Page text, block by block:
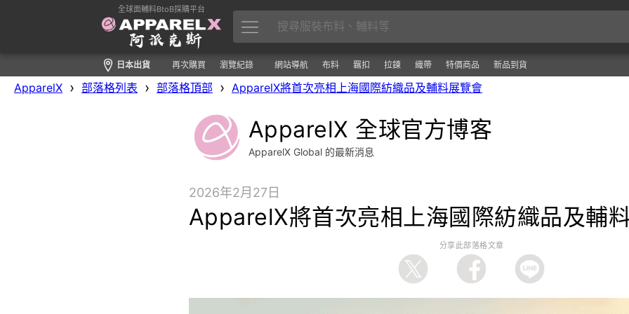
全球面輔料BtoB採購平台
日本出貨 再次購買 瀏覽紀錄 網站導航 布料 羈扣 拉鍊 織帶 特價商品 新品到貨
ApparelX › 部落格列表 › 部落格頂部 › ApparelX將首次亮相上海國際紡織品及輔料展覽會
ApparelX 全球官方博客
ApparelX Global 的最新消息
2026年2月27日
ApparelX將首次亮相上海國際紡織品及輔
分享此部落格文章